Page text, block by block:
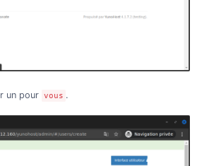
un pour vous .